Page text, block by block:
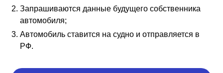
Запрашиваются данные будущего собственника
автомобиля;
Автомобиль ставится на судно и отправляется в
РФ.